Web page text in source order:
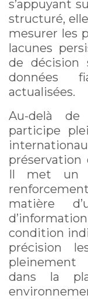
s’appuyant
structuré,
mesurer les
lacunes
de décision
données
actualisées.
Au-delà
participe
préservation
Il met un
matière
condition
précision
pleinement
dans la